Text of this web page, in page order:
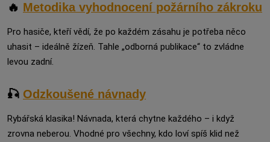
🔥 Metodika vyhodnocení požárního zákroku
Pro hasiče, kteří vědí, že po každém zásahu je potřeba něco
uhasit – ideálně žízeň. Tahle „odborná publikace“ to zvládne
levou zadní.
🎣 Odzkoušené návnady
Rybářská klasika! Návnada, která chytne každého – i když
zrovna neberou. Vhodné pro všechny, kdo loví spíš klid než